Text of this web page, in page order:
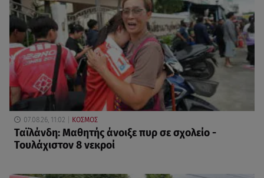
07.08.26, 11:02 ΚΟΣΜΟΣ
Ταϊλάνδη: Μαθητής άνοιξε πυρ σε σχολείο -
Τουλάχιστον 8 νεκροί